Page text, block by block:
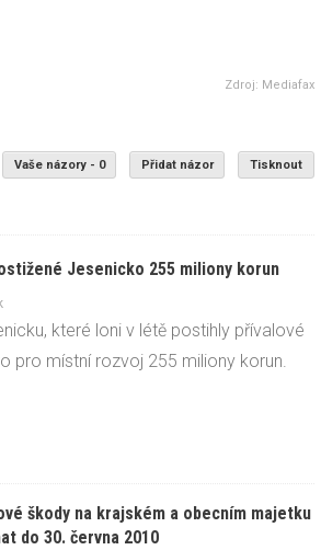
Zdroj: Mediafax
Vaše názory - 0 Přidat názor Tisknout
Jesenicko 255 miliony korun
které loni v létě postihly přívalové
pro místní rozvoj 255 miliony korun.
škody na krajském a obecním majetku
do 30. června 2010